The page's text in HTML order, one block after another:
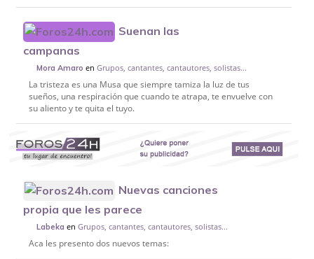
Suenan las
campanas
Mora Amaro enGrupos, cantantes, cantautores, solistas...
La tristeza es una Musa que siempre tamiza la luz de tus
sueños, una respiración que cuando te atrapa, te envuelve con
su aliento y te quita el tuyo.
Nuevas canciones
propia que les parece
Labeka enGrupos, cantantes, cantautores, solistas...
Aca les presento dos nuevos temas: